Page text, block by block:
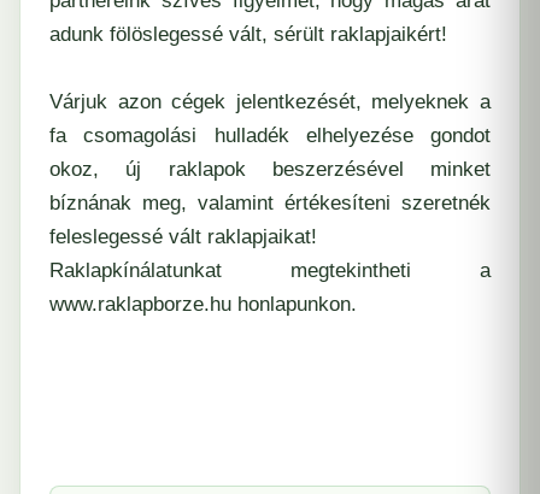
adunk fölöslegessé vált, sérült raklapjaikért!
Várjuk azon cégek jelentkezését, melyeknek a
fa csomagolási hulladék elhelyezése gondot
okoz, új raklapok beszerzésével minket
bíznának meg, valamint értékesíteni szeretnék
feleslegessé vált raklapjaikat!
Raklapkínálatunkat megtekintheti a
www.raklapborze.hu honlapunkon.